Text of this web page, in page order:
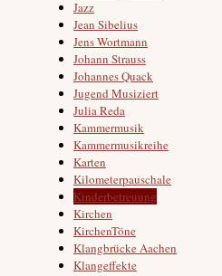
Jazz
Jean Sibelius
Jens Wortmann
Johann Strauss
Johannes Quack
Jugend Musiziert
Julia Reda
Kammermusik
Kammermusikreihe
Karten
Kilometerpauschale
Kinderbetreuung
Kirchen
KirchenTöne
Klangbrücke Aachen
Klangeffekte